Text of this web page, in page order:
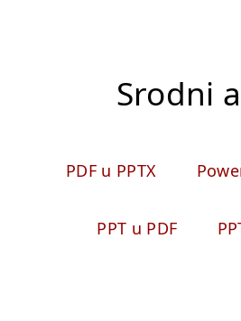
Srodni
PDF u PPTX
PPT u PDF